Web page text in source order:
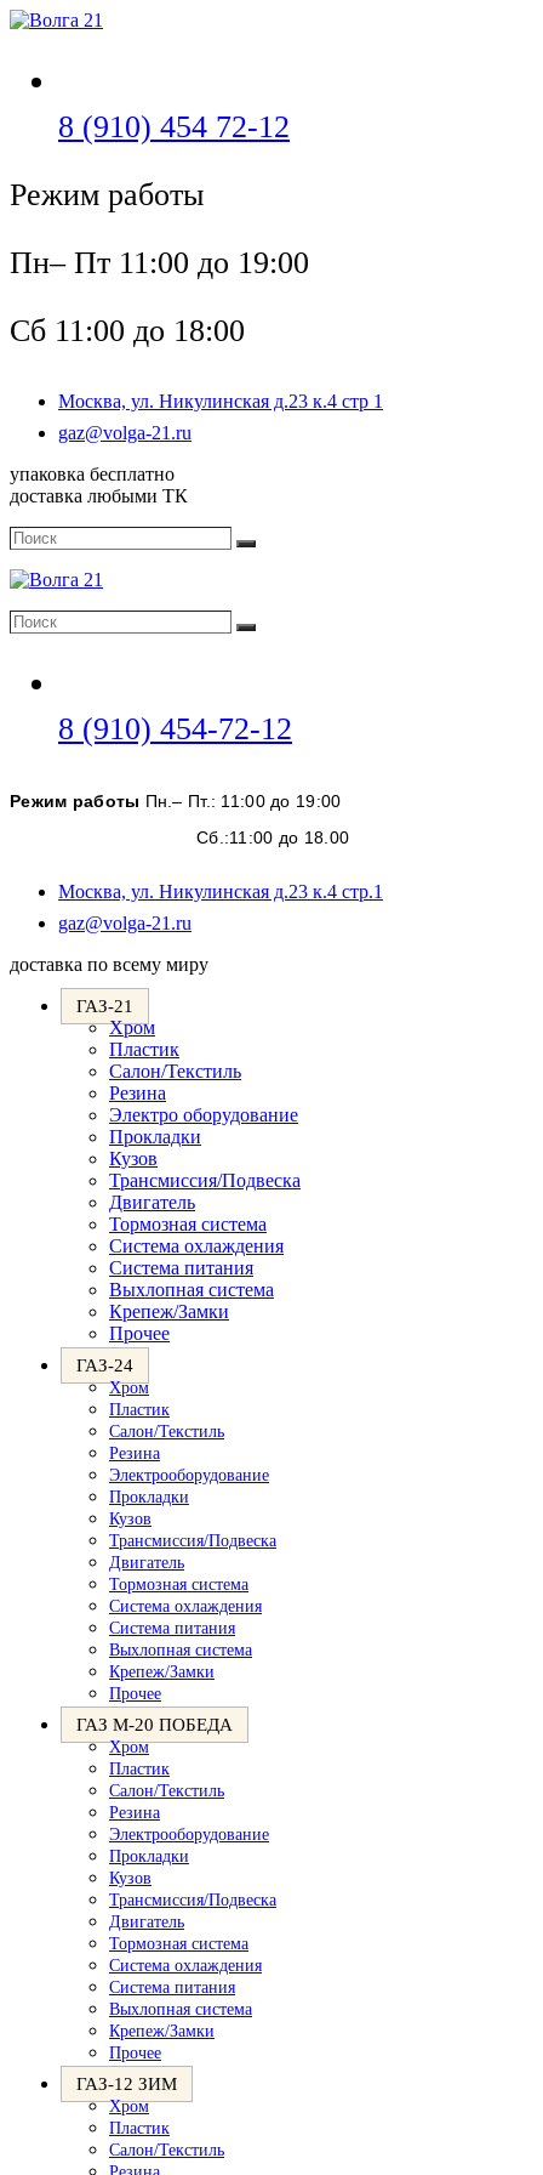
Перейти
8 (910) 454 72-12
Режим работы
Пн– Пт 11:00 до 19:00
Сб 11:00 до 18:00
Москва, ул. Никулинская д.23 к.4 стр 1
gaz@volga-21.ru
упаковка бесплатно
доставка любыми ТК
Поиск
Поиск
Поиск
Поиск
8 (910) 454-72-12
вашем
приложении
Режим работы Пн.– Пт.: 11:00 до 19:00
Сб.:11:00 до 18.00
Москва, ул. Никулинская д.23 к.4 стр.1
gaz@volga-21.ru
вашем
доставка по всему миру
ГАЗ-21
Хром
Пластик
Салон/Текстиль
Резина
Электро оборудование
Прокладки
Кузов
Трансмиссия/Подвеска
Двигатель
Тормозная система
Система охлаждения
Система питания
Выхлопная система
Крепеж/Замки
Прочее
ГАЗ-24
Хром
Пластик
Салон/Текстиль
Резина
Электрооборудование
Прокладки
Кузов
Трансмиссия/Подвеска
Двигатель
Тормозная система
Система охлаждения
Система питания
Выхлопная система
Крепеж/Замки
Прочее
ГАЗ М-20 ПОБЕДА
Хром
Пластик
Салон/Текстиль
Резина
Электрооборудование
Прокладки
Кузов
Трансмиссия/Подвеска
Двигатель
Тормозная система
Система охлаждения
Система питания
Выхлопная система
Крепеж/Замки
Прочее
ГАЗ-12 ЗИМ
Хром
Пластик
Салон/Текстиль